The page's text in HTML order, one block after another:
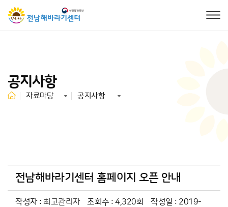
공지사항
자료마당 공지사항
전남해바라기센터 홈페이지 오픈 안내
작성자 : 최고관리자 조회수 : 4,320회
작성일 : 2019-